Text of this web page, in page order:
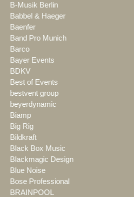
B-Musik Berlin
Babbel & Haeger
Baenfer
Band Pro Munich
Barco
Bayer Events
BDKV
Best of Events
bestvent group
beyerdynamic
Biamp
Big Rig
Bildkraft
Black Box Music
Blackmagic Design
Blue Noise
Bose Professional
BRAINPOOL